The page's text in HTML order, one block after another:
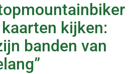
kijken:
banden van